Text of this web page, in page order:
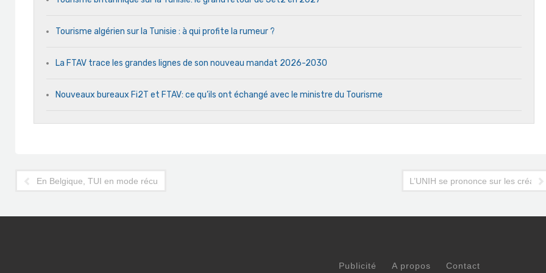
Tourisme algérien sur la Tunisie : à qui profite la rumeur ?
La FTAV trace les grandes lignes de son nouveau mandat 2026-2030
Nouveaux bureaux Fi2T et FTAV: ce qu’ils ont échangé avec le ministre du Tourisme
En Belgique, TUI en mode récupération des clients Thomas Cook L’UNIH se prononce sur les
Publicité A propos Contact